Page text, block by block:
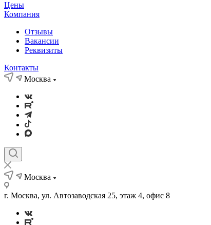
Цены
Компания
Отзывы
Вакансии
Реквизиты
Контакты
Москва
Москва
г. Москва, ул. Автозаводская 25, этаж 4, офис 8